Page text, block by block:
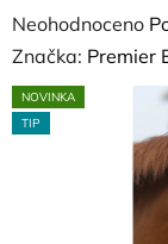
Průměrné
hodnocení
produktu
je
Neohodnoceno
Značka: Premier
NOVINKA
TIP